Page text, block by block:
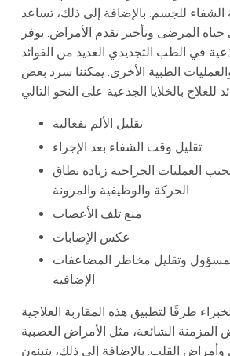
للجسم. بالإضافة إلى ذلك، تساعد
المرضى وتأخير تقدم الأمراض. يوفر
في الطب التجديدي العديد من الفوائد
الطبية الأخرى. يمكننا سرد بعض
تقليل الألم بفعالية
تقليل وقت الشفاء بعد الإجراء
العمليات الجراحية زيادة نطاق
الحركة والوظيفية والمرونة
منع تلف الأعصاب
عكس الإصابات
وتقليل مخاطر المضاعفات
الإضافية
طرقًا لتطبيق هذه المقاربة العلاجية
المزمنة الشائعة، مثل الأمراض العصبية
القلب. بالإضافة إلى ذلك، يتبنون